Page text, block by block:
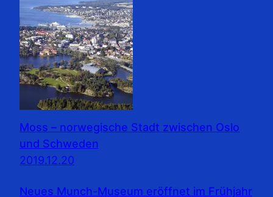
Moss – norwegische Stadt zwischen Oslo
und Schweden
2019.12.20
Neues Munch-Museum eröffnet im Frühjahr